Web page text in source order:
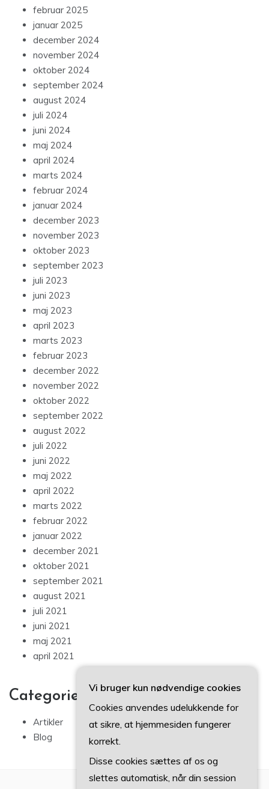
februar 2025
januar 2025
december 2024
november 2024
oktober 2024
september 2024
august 2024
juli 2024
juni 2024
maj 2024
april 2024
marts 2024
februar 2024
januar 2024
december 2023
november 2023
oktober 2023
september 2023
juli 2023
juni 2023
maj 2023
april 2023
marts 2023
februar 2023
december 2022
november 2022
oktober 2022
september 2022
august 2022
juli 2022
juni 2022
maj 2022
april 2022
marts 2022
februar 2022
januar 2022
december 2021
oktober 2021
september 2021
august 2021
juli 2021
juni 2021
maj 2021
april 2021
Categories
Artikler
Blog
Vi bruger kun nødvendige cookies
Cookies anvendes udelukkende for
at sikre, at hjemmesiden fungerer
korrekt.
Disse cookies sættes af os og
slettes automatisk, når din session